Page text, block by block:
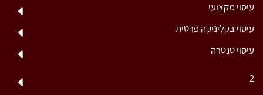
עיסוי מקצועי
עיסוי בקליניקה פרטית
עיסוי טנטרה
2